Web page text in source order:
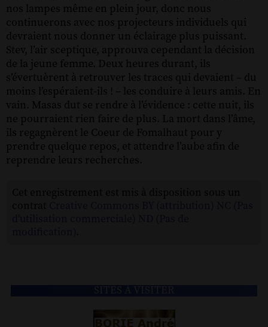
nos lampes même en plein jour, donc nous
continuerons avec nos projecteurs individuels qui
devraient nous donner un éclairage plus puissant.
Stev, l’air sceptique, approuva cependant la décision
de la jeune femme. Deux heures durant, ils
s’évertuèrent à retrouver les traces qui devaient – du
moins l’espéraient-ils ! – les conduire à leurs amis. En
vain. Masas dut se rendre à l’évidence : cette nuit, ils
ne pourraient rien faire de plus. La mort dans l’âme,
ils regagnèrent le Coeur de Fomalhaut pour y
prendre quelque repos, et attendre l’aube afin de
reprendre leurs recherches.